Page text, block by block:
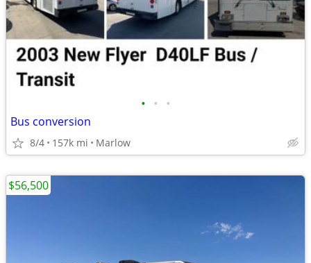
• • •
Bus conversion
8/4 157k mi Marlow
$56,500